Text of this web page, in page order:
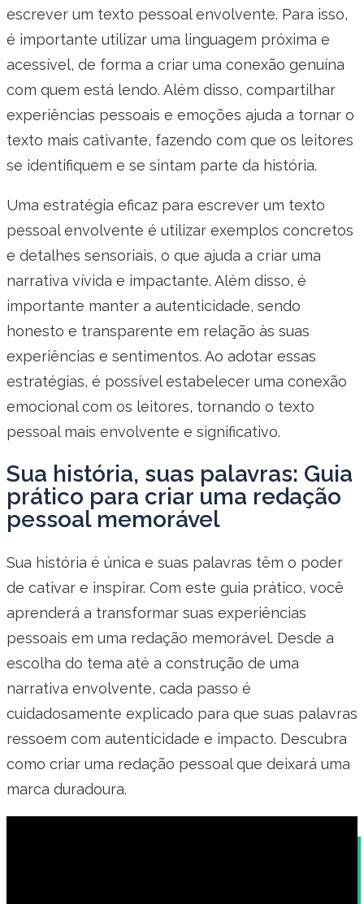
escrever um texto pessoal envolvente. Para isso,
é importante utilizar uma linguagem próxima e
acessível, de forma a criar uma conexão genuína
com quem está lendo. Além disso, compartilhar
experiências pessoais e emoções ajuda a tornar o
texto mais cativante, fazendo com que os leitores
se identifiquem e se sintam parte da história.
Uma estratégia eficaz para escrever um texto
pessoal envolvente é utilizar exemplos concretos
e detalhes sensoriais, o que ajuda a criar uma
narrativa vívida e impactante. Além disso, é
importante manter a autenticidade, sendo
honesto e transparente em relação às suas
experiências e sentimentos. Ao adotar essas
estratégias, é possível estabelecer uma conexão
emocional com os leitores, tornando o texto
pessoal mais envolvente e significativo.
Sua história, suas palavras: Guia
prático para criar uma redação
pessoal memorável
Sua história é única e suas palavras têm o poder
de cativar e inspirar. Com este guia prático, você
aprenderá a transformar suas experiências
pessoais em uma redação memorável. Desde a
escolha do tema até a construção de uma
narrativa envolvente, cada passo é
cuidadosamente explicado para que suas palavras
ressoem com autenticidade e impacto. Descubra
como criar uma redação pessoal que deixará uma
marca duradoura.